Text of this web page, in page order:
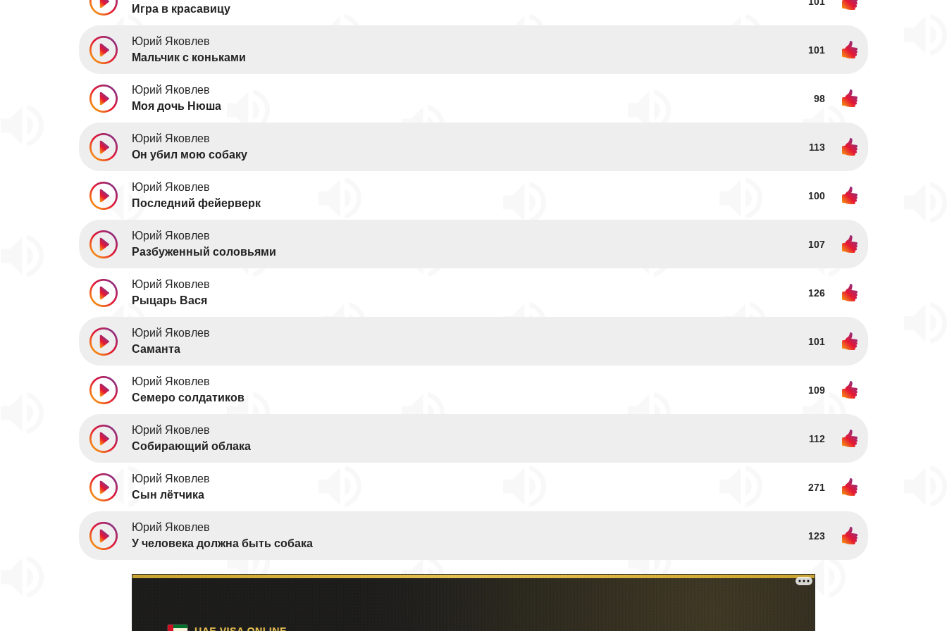
Игра в красавицу
Юрий Яковлев
Мальчик с коньками
101
Юрий Яковлев
Моя дочь Нюша
98
Юрий Яковлев
Он убил мою собаку
113
Юрий Яковлев
Последний фейерверк
100
Юрий Яковлев
Разбуженный соловьями
107
Юрий Яковлев
Рыцарь Вася
126
Юрий Яковлев
Саманта
101
Юрий Яковлев
Семеро солдатиков
109
Юрий Яковлев
Собирающий облака
112
Юрий Яковлев
Сын лётчика
271
Юрий Яковлев
У человека должна быть собака
123